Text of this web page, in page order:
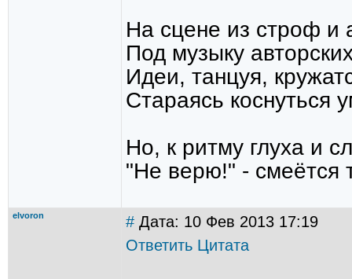
На сцене из строф и
Под музыку
Идеи, танцуя,
Стараясь коснуться
Но, к ритму глуха и
"Не верю!" - смеётся
elvoron # Дата: 10 Фев 2013 17:19
Ответить Цитата